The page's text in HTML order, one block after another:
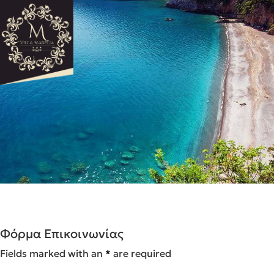
Φόρμα Επικοινωνίας
Fields marked with an * are required